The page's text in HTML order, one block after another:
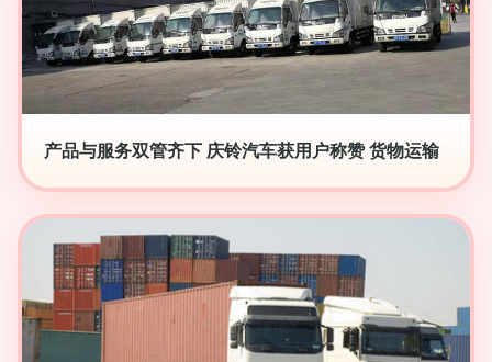
产品与服务双管齐下 庆铃汽车获用户称赞 货物运输